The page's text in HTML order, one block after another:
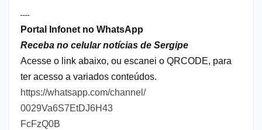
----
Portal Infonet no WhatsApp
Receba no celular notícias de Sergipe
Acesse o link abaixo, ou escanei o QRCODE, para
ter acesso a variados conteúdos.
https://whatsapp.com/channel/
0029Va6S7EtDJ6H43
FcFzQ0B